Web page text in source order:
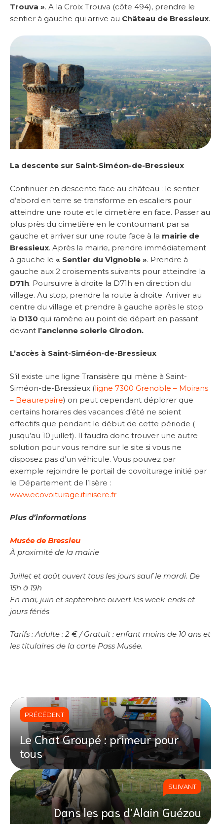
Trouva ». A la Croix Trouva (côte 494), prendre le
sentier à gauche qui arrive au Château de Bressieux.
La descente sur Saint-Siméon-de-Bressieux
Continuer en descente face au château : le sentier
d’abord en terre se transforme en escaliers pour
atteindre une route et le cimetière en face. Passer au
plus près du cimetière en le contournant par sa
gauche et arriver sur une route face à la mairie de
Bressieux. Après la mairie, prendre immédiatement
à gauche le « Sentier du Vignoble ». Prendre à
gauche aux 2 croisements suivants pour atteindre la
D71h. Poursuivre à droite la D71h en direction du
village. Au stop, prendre la route à droite. Arriver au
centre du village et prendre à gauche après le stop
la D130 qui ramène au point de départ en passant
devant l’ancienne soierie Girodon.
L’accès à Saint-Siméon-de-Bressieux
S’il existe une ligne Transisère qui mène à Saint-
Siméon-de-Bressieux (ligne 7300 Grenoble – Moirans
– Beaurepaire) on peut cependant déplorer que
certains horaires des vacances d’été ne soient
effectifs que pendant le début de cette période (
jusqu’au 10 juillet). Il faudra donc trouver une autre
solution pour vous rendre sur le site si vous ne
disposez pas d’un véhicule. Vous pouvez par
exemple rejoindre le portail de covoiturage initié par
le Département de l’Isère :
www.ecovoiturage.itinisere.fr
Plus d’informations
Musée de Bressieu
À proximité de la mairie
Juillet et août ouvert tous les jours sauf le mardi. De
15h à 19h
En mai, juin et septembre ouvert les week-ends et
jours fériés
Tarifs : Adulte : 2 € / Gratuit : enfant moins de 10 ans et
les titulaires de la carte Pass Musée.
PRÉCÉDENT
Le Chat Groupé : primeur pour
tous
SUIVANT
Dans les pas d’Alain Guézou